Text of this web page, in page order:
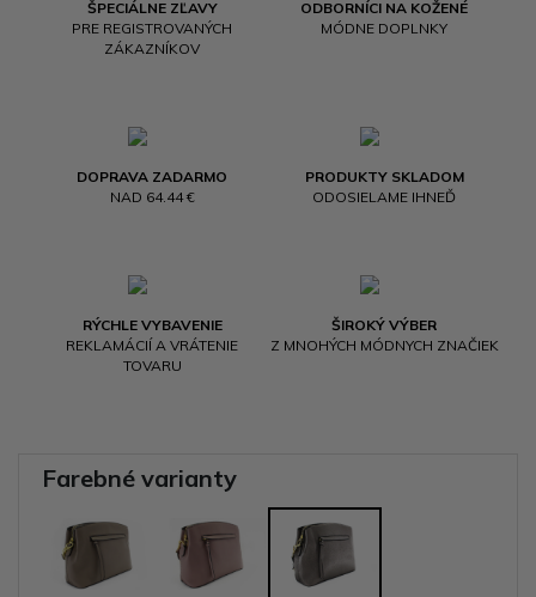
ŠPECIÁLNE ZĽAVY
PRE REGISTROVANÝCH
ZÁKAZNÍKOV
ODBORNÍCI NA KOŽENÉ
MÓDNE DOPLNKY
DOPRAVA ZADARMO
NAD 64.44 €
PRODUKTY SKLADOM
ODOSIELAME IHNEĎ
RÝCHLE VYBAVENIE
REKLAMÁCIÍ A VRÁTENIE
TOVARU
ŠIROKÝ VÝBER
Z MNOHÝCH MÓDNYCH ZNAČIEK
Farebné varianty